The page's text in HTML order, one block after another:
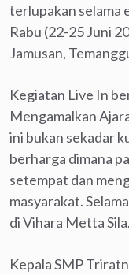
terlupakan selama
Rabu (22-25 Juni
Jamusan,
Kegiatan Live In
Mengamalkan
ini bukan sekadar
berharga dimana
setempat dan
masyarakat.
di Vihara Metta Sila.
Kepala SMP